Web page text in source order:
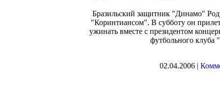
Бразильский защитник "Динамо"
"Коринтиансом". В субботу он
ужинать вместе с президентом
футбольного
02.04.2006 |